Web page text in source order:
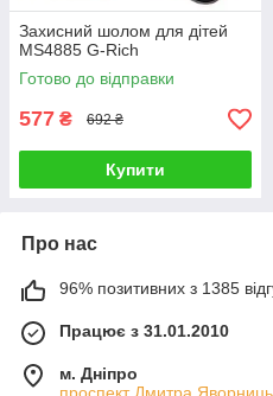
Захисний шолом для дітей
MS4885 G-Rich
Готово до відправки
577 ₴ 692 ₴
Купити
Про нас
96% позитивних з 1385
Працює з 31.01.2010
м. Дніпро